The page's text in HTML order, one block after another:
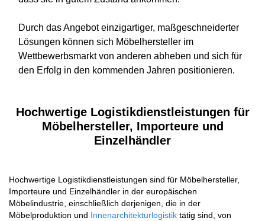
Durch das Angebot einzigartiger, maßgeschneiderter
Lösungen können sich Möbelhersteller im
Wettbewerbsmarkt von anderen abheben und sich für
den Erfolg in den kommenden Jahren positionieren.
Hochwertige Logistikdienstleistungen für
Möbelhersteller, Importeure und
Einzelhändler
Hochwertige Logistikdienstleistungen sind für Möbelhersteller,
Importeure und Einzelhändler in der europäischen
Möbelindustrie, einschließlich derjenigen, die in der
Möbelproduktion und Innenarchitekturlogistik tätig sind, von